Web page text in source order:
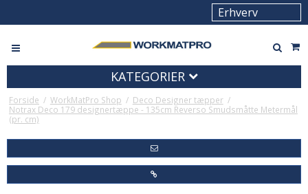
KATEGORIER
Forside / WorkMatPro Shop / Deco Designer tæpper /
Notrax Deco 179 designertæppe - 135cm Reverso Smudsmåtte Metermål
(pr. cm)